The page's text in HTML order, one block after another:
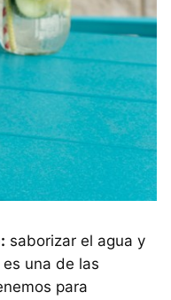
saborizar el agua y
una de las
para